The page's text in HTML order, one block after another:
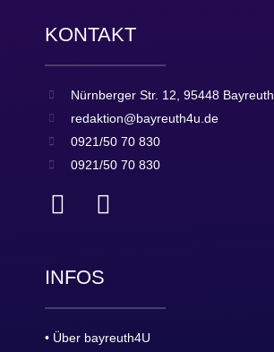
KONTAKT
Nürnberger Str. 12, 95448 Bayreuth
redaktion@bayreuth4u.de
0921/50 70 830
0921/50 70 830
INFOS
• Über bayreuth4U